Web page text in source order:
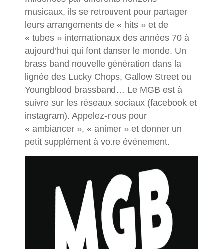
musicaux, ils se retrouvent pour partager
leurs arrangements de « hits » et de
« tubes » internationaux des années 70 à
aujourd’hui qui font danser le monde. Un
brass band nouvelle génération dans la
lignée des Lucky Chops, Gallow Street ou
Youngblood brassband… Le MGB est à
suivre sur les réseaux sociaux (facebook et
instagram). Appelez-nous pour
« ambiancer », « animer » et donner un
petit supplément à votre événement.